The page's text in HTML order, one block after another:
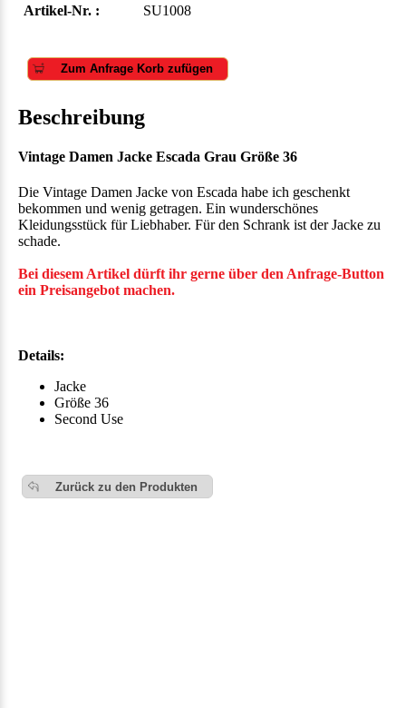
Artikel-Nr. : SU1008
Zum Anfrage Korb zufügen
Beschreibung
Vintage Damen Jacke Escada Grau Größe 36
Die Vintage Damen Jacke von Escada habe ich geschenkt
bekommen und wenig getragen. Ein wunderschönes
Kleidungsstück für Liebhaber. Für den Schrank ist der Jacke zu
schade.
Bei diesem Artikel dürft ihr gerne über den Anfrage-Button
ein Preisangebot machen.
Details:
Jacke
Größe 36
Second Use
Zurück zu den Produkten